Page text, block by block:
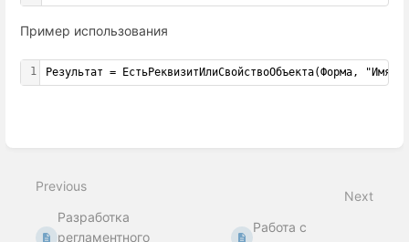
Пример использования
1 Результат = ЕстьРеквизитИлиСвойствоОбъекта(Форма,
Previous
Разработка
регламентного
Next
Работа с